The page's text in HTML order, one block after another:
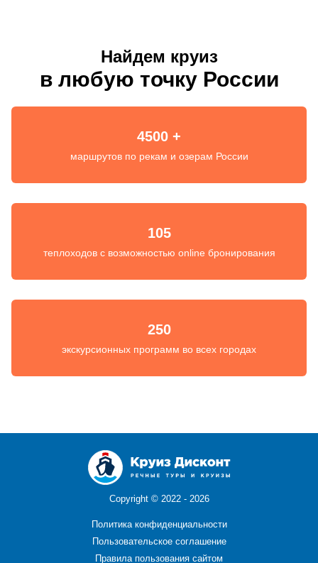
Найдем круиз
в любую точку России
4500 +
маршрутов по рекам и озерам России
105
теплоходов с возможностью online бронирования
250
экскурсионных программ во всех городах
Copyright © 2022 - 2026
Политика конфиденциальности
Пользовательское соглашение
Правила пользования сайтом